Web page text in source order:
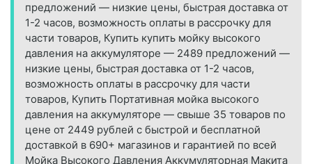
предложений — низкие цены, быстрая доставка от
1-2 часов, возможность оплаты в рассрочку для
части товаров, Купить купить мойку высокого
давления на аккумуляторе — 2489 предложений —
низкие цены, быстрая доставка от 1-2 часов,
возможность оплаты в рассрочку для части
товаров, Купить Портативная мойка высокого
давления на аккумуляторе — свыше 35 товаров по
цене от 2449 рублей с быстрой и бесплатной
доставкой в 690+ магазинов и гарантией по всей
Мойка Высокого Давления Аккумуляторная Макита